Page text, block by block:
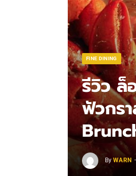
FINE DINING
รีวิว ล็
ฟัวกร
By WARN